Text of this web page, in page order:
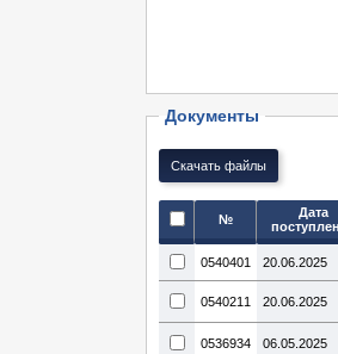
Документы
№
Дата
0540401 20.06.2025
0540211 20.06.2025
0536934 06.05.2025